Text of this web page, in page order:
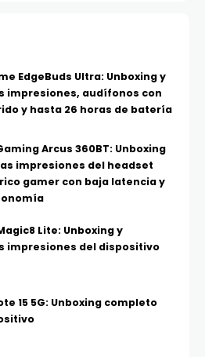
EdgeBuds Ultra: Unboxing y
impresiones, audífonos con
y hasta 26 horas de batería
Arcus 360BT: Unboxing
impresiones del headset
gamer con baja latencia y
Lite: Unboxing y
impresiones del dispositivo
15 5G: Unboxing completo